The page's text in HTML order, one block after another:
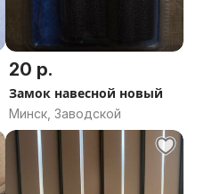
20 р.
Замок навесной новый
Минск, Заводской